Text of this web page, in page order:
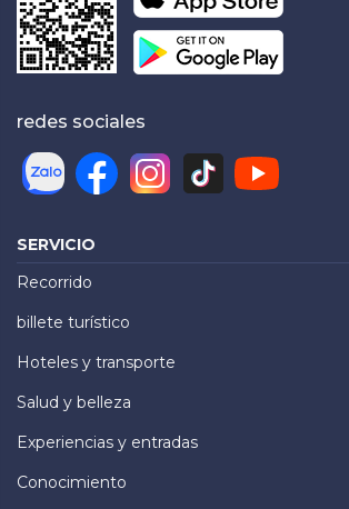
redes sociales
SERVICIO
Recorrido
billete turístico
Hoteles y transporte
Salud y belleza
Experiencias y entradas
Conocimiento